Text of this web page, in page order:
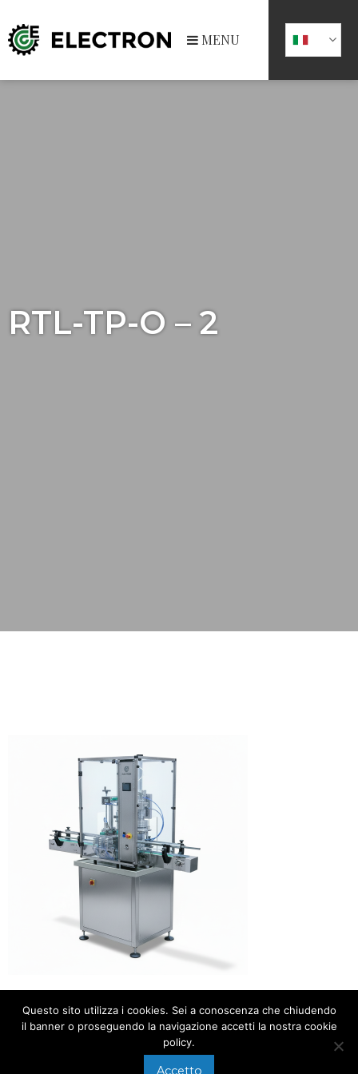
MENU
RTL-TP-O – 2
Questo sito utilizza i cookies. Sei a conoscenza che chiudendo
il banner o proseguendo la navigazione accetti la nostra cookie
policy.
Accetto